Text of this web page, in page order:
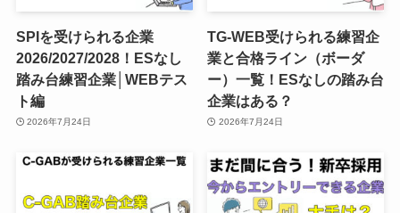
SPIを受けられる企業
2026/2027/2028！ESなし
踏み台練習企業│WEBテス
ト編
2026年7月24日
TG-WEB受けられる練習企
業と合格ライン（ボーダ
ー）一覧！ESなしの踏み台
企業はある？
2026年7月24日